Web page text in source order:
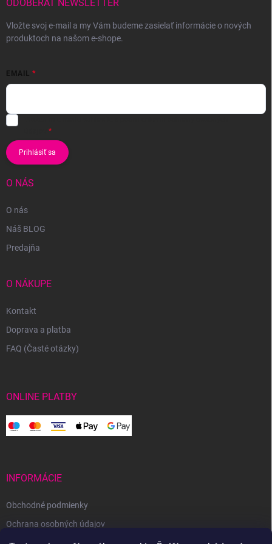
ODOBERAŤ NEWSLETTER
Vložte svoj e-mail a my Vám budeme zasielať informácie o nových
produktoch na našom e-shope.
EMAIL
Prihlásiť sa
O NÁS
O nás
Náš BLOG
Predajňa
O NÁKUPE
Kontakt
Doprava a platba
FAQ (Časté otázky)
ONLINE PLATBY
INFORMÁCIE
Obchodné podmienky
Ochrana osobných údajov